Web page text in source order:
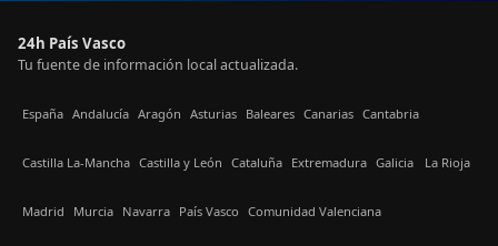
24h País Vasco
Tu fuente de información local actualizada.
España Andalucía Aragón Asturias Baleares Canarias Cantabria
Castilla La-Mancha Castilla y León Cataluña Extremadura Galicia La Rioja
Madrid Murcia Navarra País Vasco Comunidad Valenciana